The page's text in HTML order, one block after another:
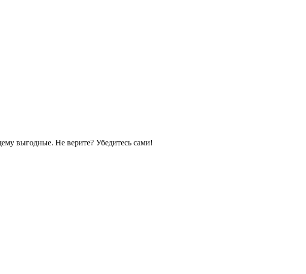
выгодные. Не верите? Убедитесь сами!